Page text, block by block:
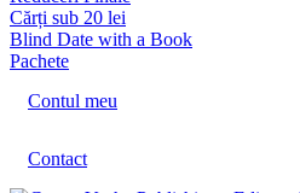
Cărți sub 20 lei
Blind Date with a Book
Pachete
Contul meu
Contact